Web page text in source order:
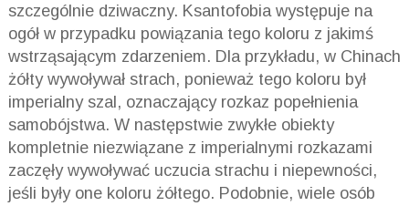
szczególnie dziwaczny. Ksantofobiawystępuje na
ogół w przypadku powiązania tego koloru z jakimś
wstrząsającym zdarzeniem. Dla przykładu, w Chinach
żółty wywoływał strach, ponieważ tego koloru był
imperialny szal, oznaczający rozkaz popełnienia
samobójstwa. W następstwie zwykłe obiekty
kompletnie niezwiązane z imperialnymi rozkazami
zaczęły wywoływać uczucia strachu i niepewności,
jeśli były one koloru żółtego. Podobnie, wiele osób